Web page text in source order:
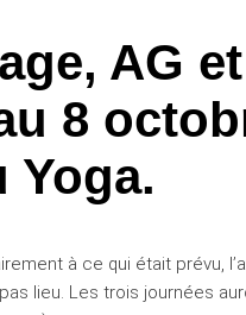
AG
8
Yoga.
à ce qui était prévu,
pas lieu. Les trois journées